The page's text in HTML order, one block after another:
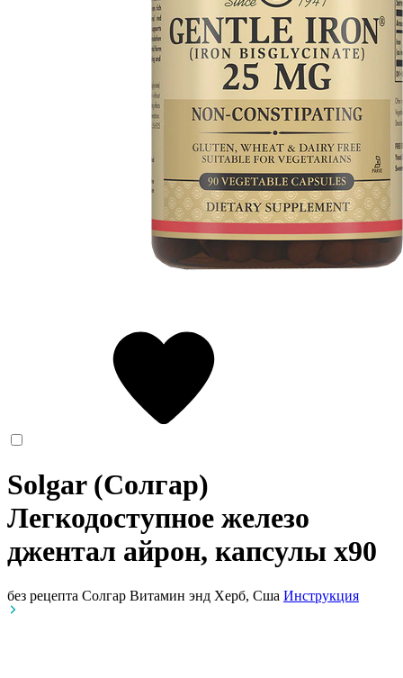
Solgar (Солгар)
Легкодоступное железо
джентал айрон, капсулы x90
без рецепта Солгар Витамин энд Херб, Сша Инструкция